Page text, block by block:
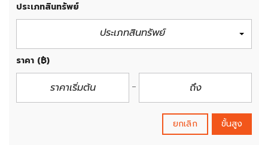
ประเภทสินทรัพย์
ประเภทสินทรัพย์
ราคา (฿)
ยกเลิก ขั้นสูง